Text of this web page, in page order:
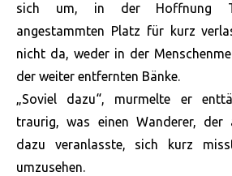
sich um, in der Hoffnung
angestammten Platz für kurz
nicht da, weder in der
der weiter entfernten Bänke.
„Soviel dazu“, murmelte er
traurig, was einen Wanderer, der
dazu veranlasste, sich kurz
umzusehen.